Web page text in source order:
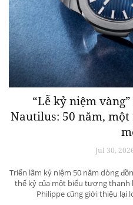
“Lễ kỷ niệm
Nautilus: 50 năm,
Jul 30,
Triển lãm kỷ niệm 50 năm dòng
thế kỷ của một biểu tượng thanh
Philippe cũng giới thiệu lại